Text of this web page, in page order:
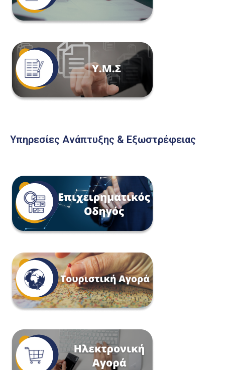
Υπηρεσίες Ανάπτυξης & Εξωστρέφειας